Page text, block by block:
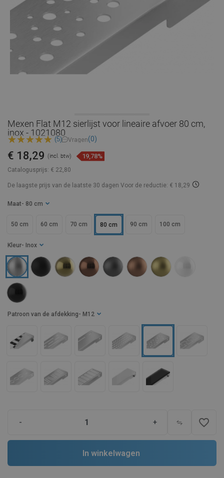
Mexen Flat M12 sierlijst voor lineaire afvoer 80 cm,
inox - 1021080
(5) Vragen(0)
Catalogusprijs: € 22,80
€ 18,29 (incl. btw) 19,78%
De laagste prijs van de laatste 30 dagen Voor de reductie: € 18,29
Maat - 80 cm
50 cm 60 cm 70 cm 80 cm 90 cm 100 cm
Kleur - Inox
Patroon van de afdekking - M12
- + favorite_border
In winkelwagen